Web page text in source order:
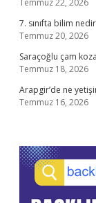
Temmuz 22, 2026
7. sınıfta bilim
Temmuz 20, 2026
Saraçoğlu çam
Temmuz 18, 2026
Arapgir’de ne
Temmuz 16, 2026